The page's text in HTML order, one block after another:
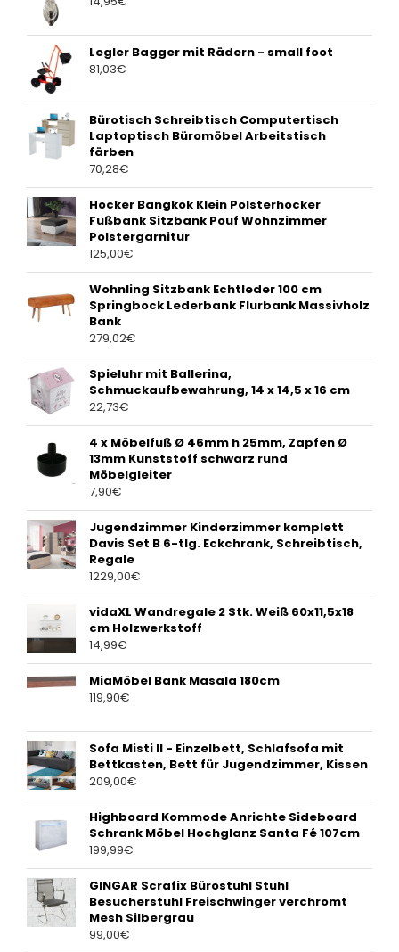
Legler Bagger mit Rädern - small foot
81,03€
Bürotisch Schreibtisch Computertisch
Laptoptisch Büromöbel Arbeitstisch
färben
70,28€
Hocker Bangkok Klein Polsterhocker
Fußbank Sitzbank Pouf Wohnzimmer
Polstergarnitur
125,00€
Wohnling Sitzbank Echtleder 100 cm
Springbock Lederbank Flurbank Massivholz
Bank
279,02€
Spieluhr mit Ballerina,
Schmuckaufbewahrung, 14 x 14,5 x 16 cm
22,73€
4 x Möbelfuß Ø 46mm h 25mm, Zapfen Ø
13mm Kunststoff schwarz rund
Möbelgleiter
7,90€
Jugendzimmer Kinderzimmer komplett
Davis Set B 6-tlg. Eckchrank, Schreibtisch,
Regale
1229,00€
vidaXL Wandregale 2 Stk. Weiß 60x11,5x18
cm Holzwerkstoff
14,99€
MiaMöbel Bank Masala 180cm
119,90€
Sofa Misti II - Einzelbett, Schlafsofa mit
Bettkasten, Bett für Jugendzimmer, Kissen
209,00€
Highboard Kommode Anrichte Sideboard
Schrank Möbel Hochglanz Santa Fé 107cm
199,99€
GINGAR Scrafix Bürostuhl Stuhl
Besucherstuhl Freischwinger verchromt
Mesh Silbergrau
99,00€